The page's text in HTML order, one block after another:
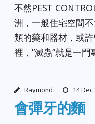
不然PEST
洲，一般住宅空間
類的藥和器材，或
裡，”滅蟲”就是一門
Raymond 14 Dec
會彈牙的麵